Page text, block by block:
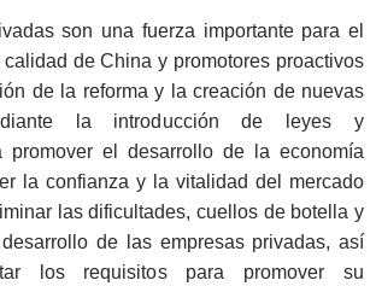
son una fuerza importante para el
de China y promotores proactivos
de la reforma y la creación de nuevas
la introducción de leyes y
promover el desarrollo de la economía
la confianza y la vitalidad del mercado
las dificultades, cuellos de botella y
de las empresas privadas, así
los requisitos para promover su